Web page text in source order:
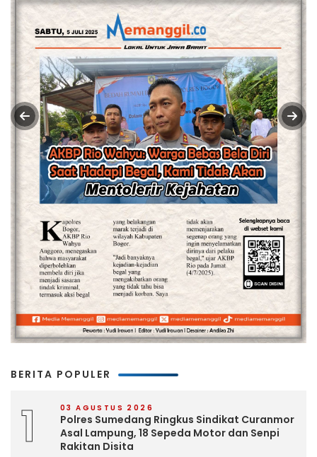
BERITA POPULER
1 03 AGUSTUS 2026
Polres Sumedang Ringkus Sindikat Curanmor
Asal Lampung, 18 Sepeda Motor dan Senpi
Rakitan Disita